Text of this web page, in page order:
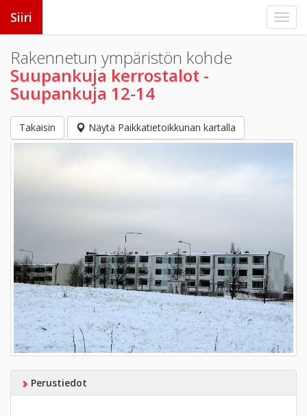
Siiri
Rakennetun ympäristön kohde
Suupankuja kerrostalot -
Suupankuja 12-14
Takaisin Näytä Paikkatietoikkunan kartalla
Perustiedot